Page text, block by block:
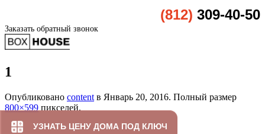
УЗНАТЬ ЦЕНУ ДОМА ПОД КЛЮЧ
(812) 309-40-50
Заказать обратный звонок
1
Опубликовано content в Январь 20, 2016. Полный размер
800×599 пикселей.